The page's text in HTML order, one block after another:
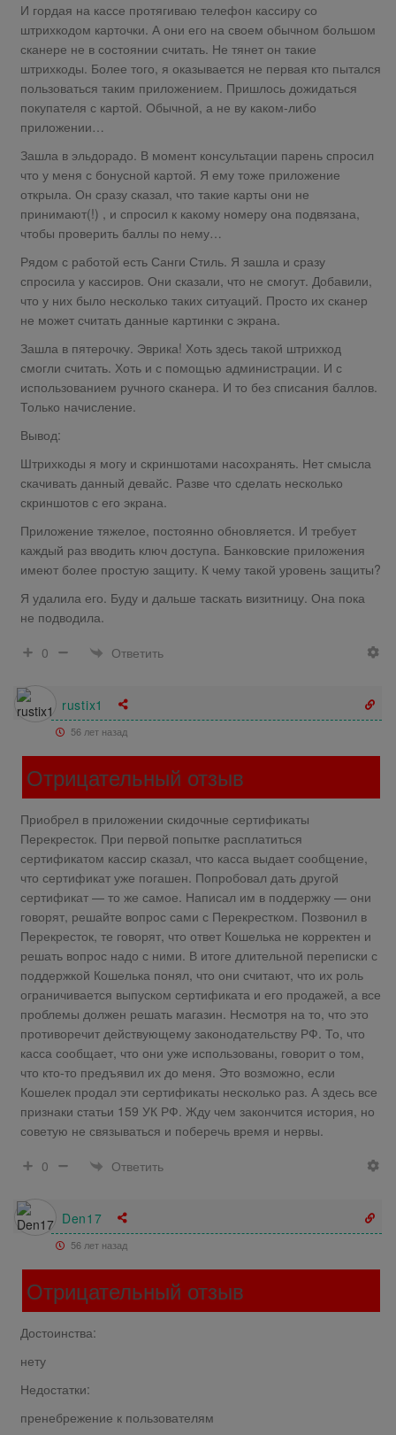
И гордая на кассе протягиваю телефон кассиру со
штрихкодом карточки. А они его на своем обычном большом
сканере не в состоянии считать. Не тянет он такие
штрихкоды. Более того, я оказывается не первая кто пытался
пользоваться таким приложением. Пришлось дожидаться
покупателя с картой. Обычной, а не ву каком-либо
приложении…
Зашла в эльдорадо. В момент консультации парень спросил
что у меня с бонусной картой. Я ему тоже приложение
открыла. Он сразу сказал, что такие карты они не
принимают(!) , и спросил к какому номеру она подвязана,
чтобы проверить баллы по нему…
Рядом с работой есть Санги Стиль. Я зашла и сразу
спросила у кассиров. Они сказали, что не смогут. Добавили,
что у них было несколько таких ситуаций. Просто их сканер
не может считать данные картинки с экрана.
Зашла в пятерочку. Эврика! Хоть здесь такой штрихкод
смогли считать. Хоть и с помощью администрации. И с
использованием ручного сканера. И то без списания баллов.
Только начисление.
Вывод:
Штрихкоды я могу и скриншотами насохранять. Нет смысла
скачивать данный девайс. Разве что сделать несколько
скриншотов с его экрана.
Приложение тяжелое, постоянно обновляется. И требует
каждый раз вводить ключ доступа. Банковские приложения
имеют более простую защиту. К чему такой уровень защиты?
Я удалила его. Буду и дальше таскать визитницу. Она пока
не подводила.
0
Ответить
rustix1
56 лет назад
Отрицательный отзыв
Приобрел в приложении скидочные сертификаты
Перекресток. При первой попытке расплатиться
сертификатом кассир сказал, что касса выдает сообщение,
что сертификат уже погашен. Попробовал дать другой
сертификат — то же самое. Написал им в поддержку — они
говорят, решайте вопрос сами с Перекрестком. Позвонил в
Перекресток, те говорят, что ответ Кошелька не корректен и
решать вопрос надо с ними. В итоге длительной переписки с
поддержкой Кошелька понял, что они считают, что их роль
ограничивается выпуском сертификата и его продажей, а все
проблемы должен решать магазин. Несмотря на то, что это
противоречит действующему законодательству РФ. То, что
касса сообщает, что они уже использованы, говорит о том,
что кто-то предъявил их до меня. Это возможно, если
Кошелек продал эти сертификаты несколько раз. А здесь все
признаки статьи 159 УК РФ. Жду чем закончится история, но
советую не связываться и поберечь время и нервы.
0
Ответить
Den17
56 лет назад
Отрицательный отзыв
Достоинства:
нету
Недостатки:
пренебрежение к пользователям